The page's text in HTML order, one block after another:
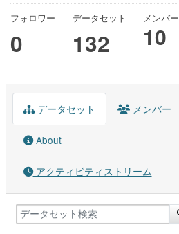
フォロワー
0
データセット
132
メンバー
10
データセット メンバー
About
アクティビティストリーム